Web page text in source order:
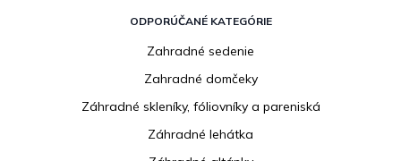
ODPORÚČANÉ KATEGÓRIE
Zahradné sedenie
Zahradné domčeky
Záhradné skleníky, fóliovníky a pareniská
Záhradné lehátka